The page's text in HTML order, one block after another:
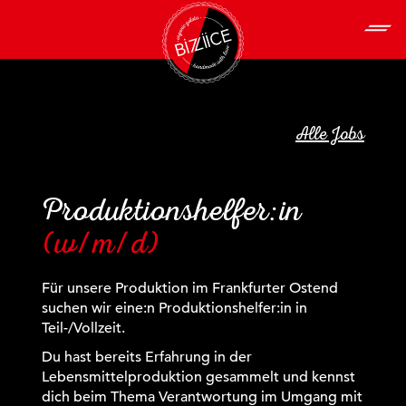
Alle Jobs
Produktionshelfer:in
(w/m/d)
Für unsere Produktion im Frankfurter Ostend
suchen wir eine:n Produktionshelfer:in in
Teil-/Vollzeit.
Du hast bereits Erfahrung in der
Lebensmittelproduktion gesammelt und kennst
dich beim Thema Verantwortung im Umgang mit